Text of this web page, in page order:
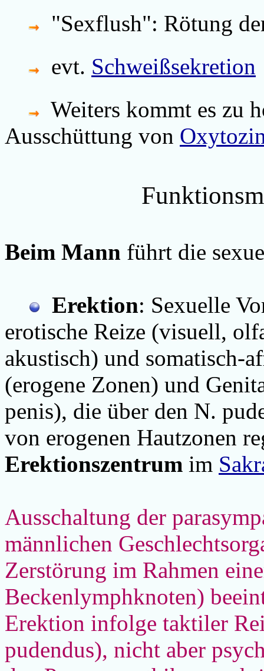
"Sexflush": Rötung
evt. Schweißsekretion
Weiters kommt es zu
Ausschüttung von
Beim Mann führt die
Erektion: Sexuelle
erotische Reize (visuell,
akustisch) und somatisch-
(erogene Zonen) und
penis), die über den N.
von erogenen Hautzonen
Erektionszentrum im
Ausschaltung der
männlichen
Zerstörung im Rahmen
Beckenlymphknoten)
Erektion infolge taktiler
pudendus), nicht aber